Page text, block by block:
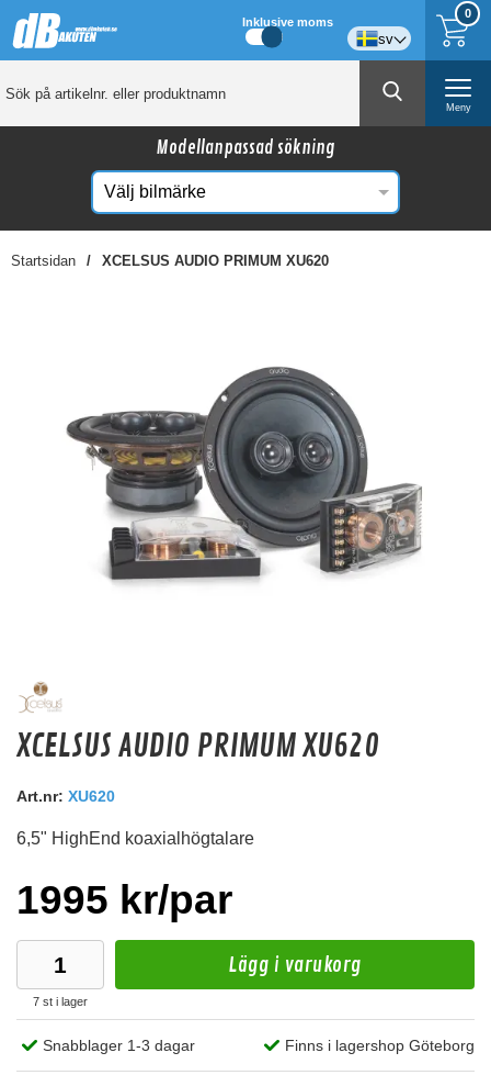
0
Inklusive moms
sv
Meny
Modellanpassad sökning
Startsidan XCELSUS AUDIO PRIMUM XU620
dig?
Master Audio BST03/8
Master Audio Bullet Tweeter Pris/st
Snabblager 1-3 dagar
XCELSUS AUDIO PRIMUM XU620
Art.nr: XU620
6,5" HighEnd koaxialhögtalare
1995 kr/par
7 st i lager
Lägg i varukorg
Snabblager 1-3 dagar Finns i lagershop Göteborg